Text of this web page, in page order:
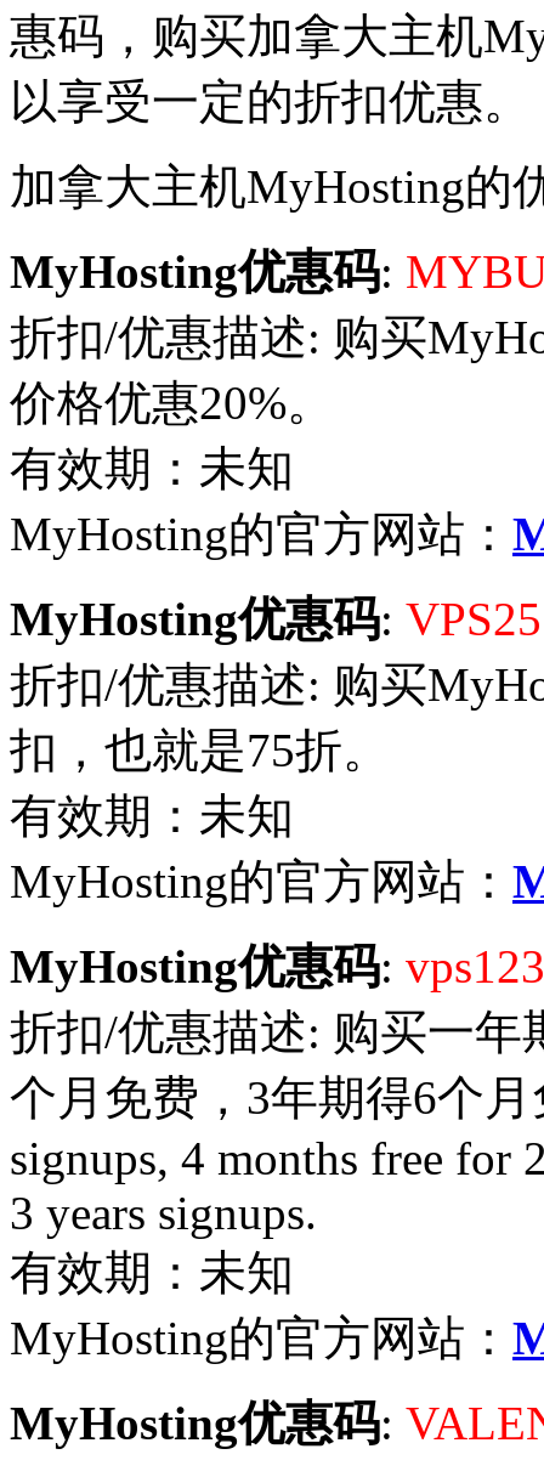
惠码，购买加拿大主机
以享受一定的折扣优惠。
加拿大主机MyHosting的
MyHosting优惠码:
折扣/优惠描述: 购买
价格优惠20%。
有效期：未知
MyHosting的官方网站：
MyHosting优惠码: VPS25
折扣/优惠描述: 购买
扣，也就是75折。
有效期：未知
MyHosting的官方网站：
MyHosting优惠码: vps123
折扣/优惠描述: 购买一年
个月免费，3年期得6个月
signups, 4 months free for
3 years signups.
有效期：未知
MyHosting的官方网站：
MyHosting优惠码: